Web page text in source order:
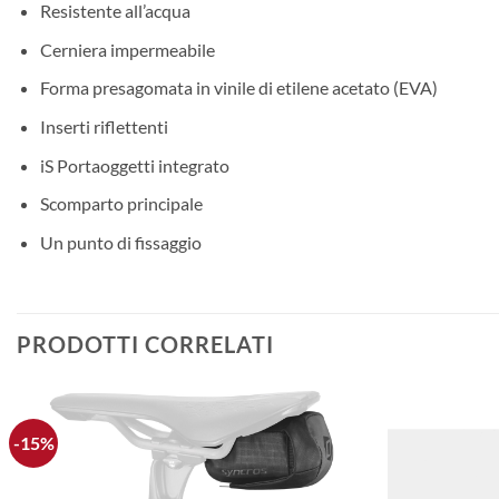
Resistente all’acqua
Cerniera impermeabile
Forma presagomata in vinile di etilene acetato (EVA)
Inserti riflettenti
iS Portaoggetti integrato
Scomparto principale
Un punto di fissaggio
PRODOTTI CORRELATI
-15%